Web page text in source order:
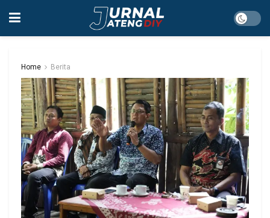
Home Berita